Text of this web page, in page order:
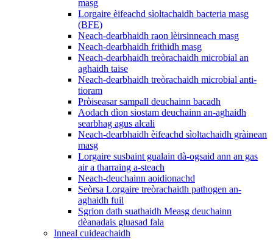
masg
Lorgaire èifeachd sìoltachaidh bacteria masg
(BFE)
Neach-dearbhaidh raon lèirsinneach masg
Neach-dearbhaidh frithidh masg
Neach-dearbhaidh treòrachaidh microbial an
aghaidh taise
Neach-dearbhaidh treòrachaidh microbial anti-
tioram
Pròiseasar sampall deuchainn bacadh
Aodach dìon siostam deuchainn an-aghaidh
searbhag agus alcali
Neach-dearbhaidh èifeachd sìoltachaidh gràinean
masg
Lorgaire susbaint gualain dà-ogsaid ann an gas
air a tharraing a-steach
Neach-deuchainn aoidionachd
Seòrsa Lorgaire treòrachaidh pathogen an-
aghaidh fuil
Sgrion dath suathaidh Measg deuchainn
dèanadais gluasad fala
Inneal cuideachaidh